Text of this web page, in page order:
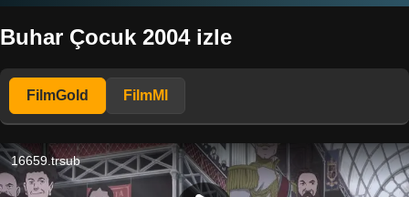
Buhar Çocuk 2004 izle
FilmGold FilmMl